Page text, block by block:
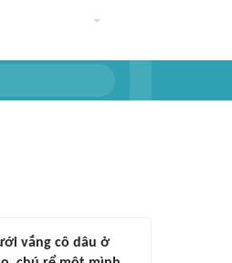
vắng cô dâu ở